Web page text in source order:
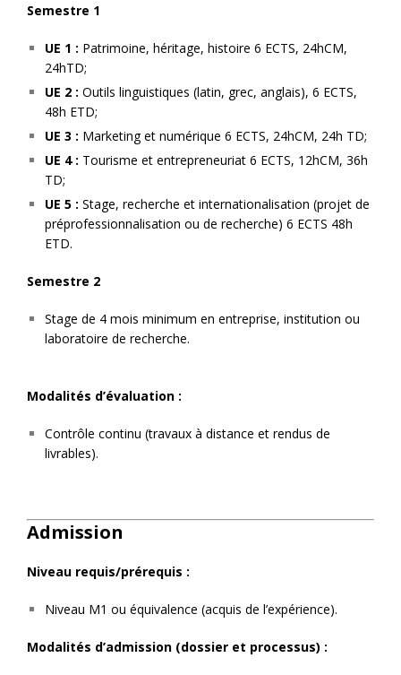
Semestre 1
UE 1 : Patrimoine, héritage, histoire 6 ECTS, 24hCM,
24hTD;
UE 2 : Outils linguistiques (latin, grec, anglais), 6 ECTS,
48h ETD;
UE 3 : Marketing et numérique 6 ECTS, 24hCM, 24h TD;
UE 4 : Tourisme et entrepreneuriat 6 ECTS, 12hCM, 36h
TD;
UE 5 : Stage, recherche et internationalisation (projet de
préprofessionnalisation ou de recherche) 6 ECTS 48h
ETD.
Semestre 2
Stage de 4 mois minimum en entreprise, institution ou
laboratoire de recherche.
Modalités d’évaluation :
Contrôle continu (travaux à distance et rendus de
livrables).
Admission
Niveau requis/prérequis :
Niveau M1 ou équivalence (acquis de l’expérience).
Modalités d’admission (dossier et processus) :